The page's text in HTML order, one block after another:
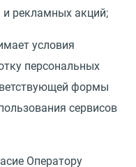
рекламных акций;
условия
персональных
формы
сервисов
Оператору